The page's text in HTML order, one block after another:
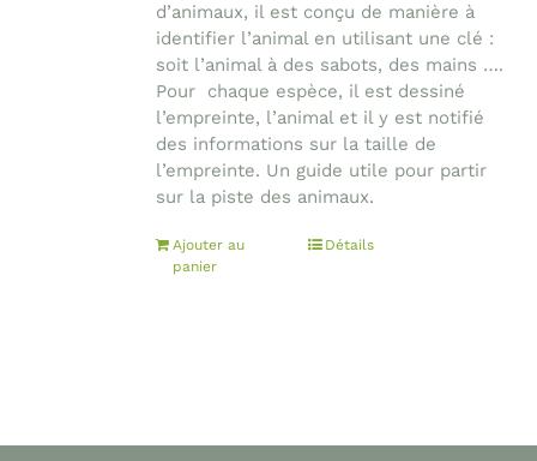
d’animaux, il est conçu de manière à
identifier l’animal en utilisant une clé :
soit l’animal à des sabots, des mains ….
Pour chaque espèce, il est dessiné
l’empreinte, l’animal et il y est notifié
des informations sur la taille de
l’empreinte. Un guide utile pour partir
sur la piste des animaux.
Ajouter au
panier
Détails